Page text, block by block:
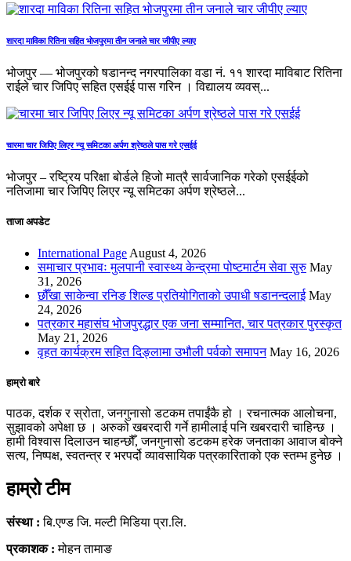
शारदा माविका रितिना सहित भोजपुरमा तीन जनाले चार जीपीए ल्याए
भोजपुर — भोजपुरको षडानन्द नगरपालिका वडा नं. ११ शारदा माविबाट रितिना
राईले चार जिपिए सहित एसईई पास गरिन । विद्यालय व्यवस्...
चारमा चार जिपिए लिएर न्यू समिटका अर्पण श्रेष्ठले पास गरे एसईई
भोजपुर – रष्ट्रिय परिक्षा बोर्डले हिजो मात्रै सार्वजानिक गरेको एसईईको
नतिजामा चार जिपिए लिएर न्यू समिटका अर्पण श्रेष्ठले...
ताजा अपडेट
International Page August 4, 2026
समाचार प्रभावः मुलपानी स्वास्थ्य केन्द्रमा पोष्टमार्टम सेवा सुरु May
31, 2026
छौँखा साकेन्वा रनिङ शिल्ड प्रतियोगिताको उपाधी षडानन्दलाई May
24, 2026
पत्रकार महासंघ भोजपुरद्धार एक जना सम्मानित, चार पत्रकार पुरस्कृत
May 21, 2026
वृहत कार्यक्रम सहित दिङ्लामा उभौली पर्वको समापन May 16, 2026
हाम्रो बारे
पाठक, दर्शक र स्रोता, जनगुनासो डटकम तपाईंकै हो । रचनात्मक आलोचना,
सुझावको अपेक्षा छ । अरुको खबरदारी गर्ने हामीलाई पनि खबरदारी चाहिन्छ ।
हामी विश्वास दिलाउन चाहन्छौँ, जनगुनासो डटकम हरेक जनताका आवाज बोक्ने
सत्य, निष्पक्ष, स्वतन्त्र र भरपर्दो व्यावसायिक पत्रकारिताको एक स्तम्भ हुनेछ ।
हाम्रो टीम
संस्था :बि.एण्ड जि. मल्टी मिडिया प्रा.लि.
प्रकाशक :मोहन तामाङ